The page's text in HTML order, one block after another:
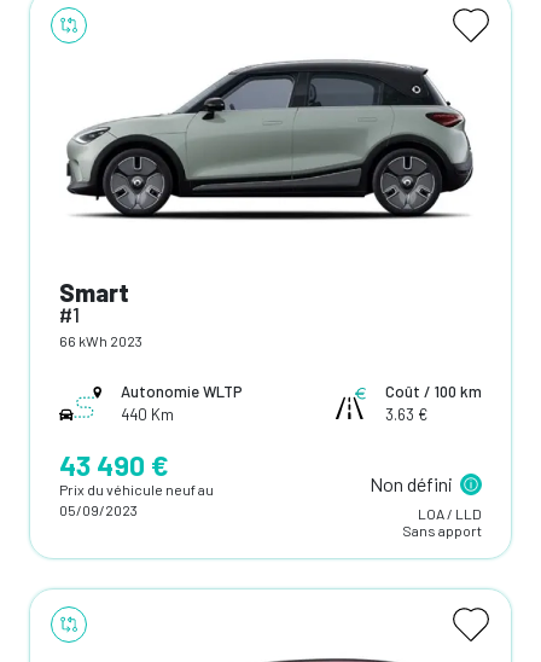
Smart
#1
66 kWh 2023
Autonomie WLTP
440 Km
Coût / 100 km
3.63 €
43 490 €
Prix du véhicule neuf au
05/09/2023
Non défini
LOA / LLD
Sans apport